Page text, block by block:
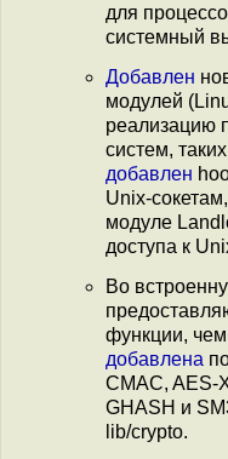
для
системный
Добавлен
модулей
реализацию
систем,
добавлен
Unix-
модуле
доступа к
Во
функции,
добавлена
CMAC, AES-
GHASH и
lib/crypto.